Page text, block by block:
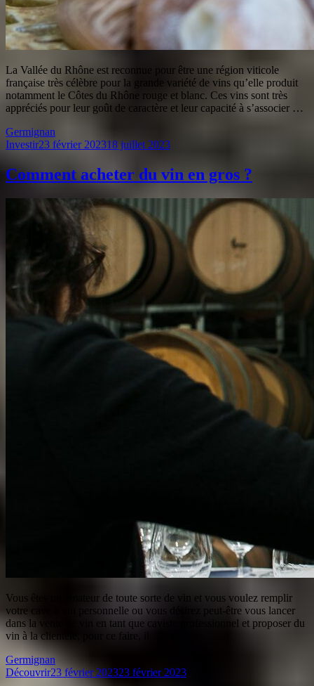
La Vallée du Rhône est reconnue pour être une région viticole
française très célèbre pour la grande variété de vins qu’elle produit
notamment le Côtes du Rhône rouge et blanc. Ces vins sont très
appréciés pour leur goût de caractère et leur capacité à s’associer …
Germignan
Investir23 février 202318 juillet 2023
Comment acheter du vin en gros ?
Vous êtes un amateur de toute sorte de vin et vous voulez remplir
votre cave à vin personnelle ou vous désirez peut-être vous lancer
dans la vente de vin en tant que caviste professionnel et proposer du
vin à la clientèle, pour ce faire, il …
Germignan
Découvrir23 février 202323 février 2023